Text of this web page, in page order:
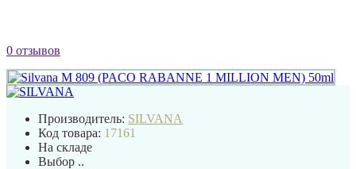
0 отзывов
Производитель: SILVANA
Код товара: 17161
На складе
Выбор ..